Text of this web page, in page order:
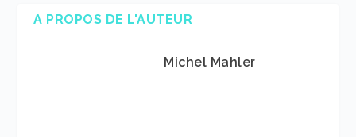
A PROPOS DE L'AUTEUR
Michel Mahler